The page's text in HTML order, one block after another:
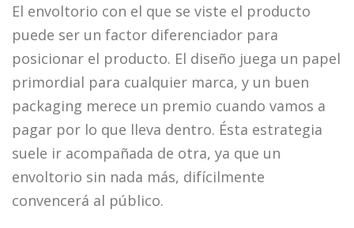
El envoltorio con el que se viste el producto
puede ser un factor diferenciador para
posicionar el producto. El diseño juega un papel
primordial para cualquier marca, y un buen
packaging merece un premio cuando vamos a
pagar por lo que lleva dentro. Ésta estrategia
suele ir acompañada de otra, ya que un
envoltorio sin nada más, difícilmente
convencerá al público.